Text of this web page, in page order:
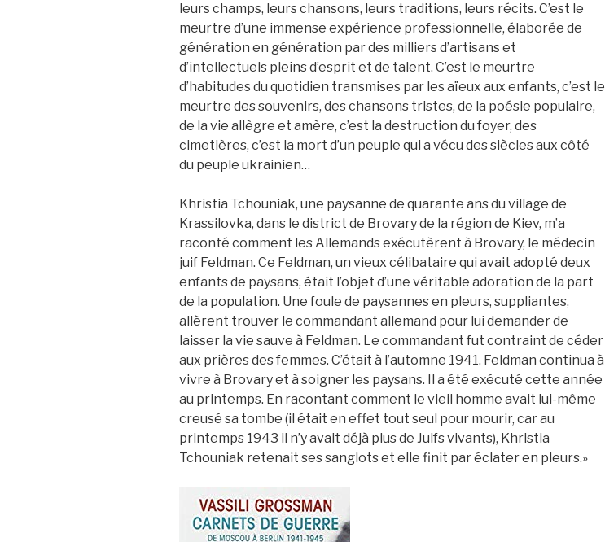
leurs champs, leurs chansons, leurs traditions, leurs récits. C’est le
meurtre d’une immense expérience professionnelle, élaborée de
génération en génération par des milliers d’artisans et
d’intellectuels pleins d’esprit et de talent. C’est le meurtre
d’habitudes du quotidien transmises par les aïeux aux enfants, c’est le
meurtre des souvenirs, des chansons tristes, de la poésie populaire,
de la vie allègre et amère, c’est la destruction du foyer, des
cimetières, c’est la mort d’un peuple qui a vécu des siècles aux côté
du peuple ukrainien…
Khristia Tchouniak, une paysanne de quarante ans du village de
Krassilovka, dans le district de Brovary de la région de Kiev, m’a
raconté comment les Allemands exécutèrent à Brovary, le médecin
juif Feldman. Ce Feldman, un vieux célibataire qui avait adopté deux
enfants de paysans, était l’objet d’une véritable adoration de la part
de la population. Une foule de paysannes en pleurs, suppliantes,
allèrent trouver le commandant allemand pour lui demander de
laisser la vie sauve à Feldman. Le commandant fut contraint de céder
aux prières des femmes. C’était à l’automne 1941. Feldman continua à
vivre à Brovary et à soigner les paysans. Il a été exécuté cette année
au printemps. En racontant comment le vieil homme avait lui-même
creusé sa tombe (il était en effet tout seul pour mourir, car au
printemps 1943 il n’y avait déjà plus de Juifs vivants), Khristia
Tchouniak retenait ses sanglots et elle finit par éclater en pleurs.»